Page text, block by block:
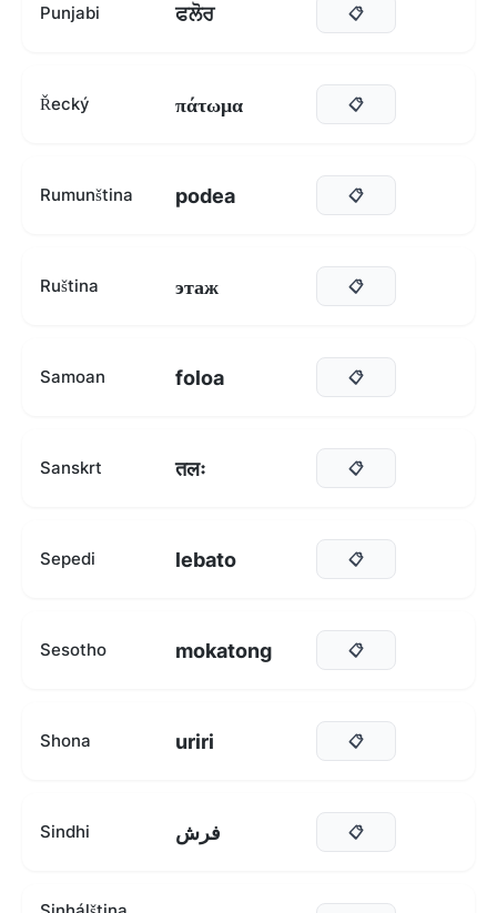
Punjabi ਫਲੋਰ 📋
Řecký πάτωμα 📋
Rumunština podea 📋
Ruština этаж 📋
Samoan foloa 📋
Sanskrt तलः 📋
Sepedi lebato 📋
Sesotho mokatong 📋
Shona uriri 📋
Sindhi فرش 📋